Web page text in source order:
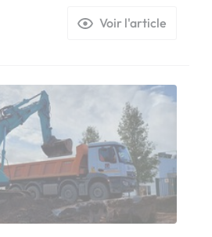
Voir l'article